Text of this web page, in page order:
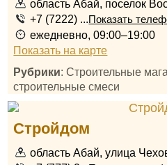
область Абай, поселок
+7 (7222) ...Показать
ежедневно, 09:00–19:00
Показать на карте
Рубрики: Строительные
строительные смеси
Стройдом
область Абай, улица